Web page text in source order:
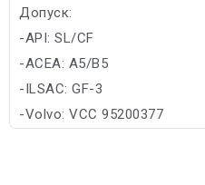
Допуск:
-API: SL/CF
-ACEA: A5/B5
-ILSAC: GF-3
-Volvo: VCC 95200377